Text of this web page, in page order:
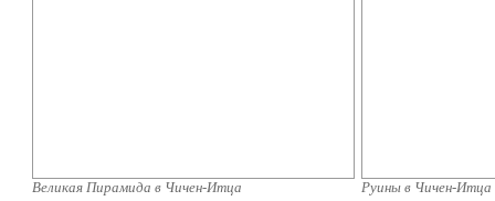
Великая Пирамида в Чичен-Итца Руины в Чичен-Итца